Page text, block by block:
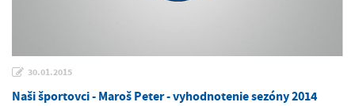
30.01.2015
Naši športovci - Maroš Peter - vyhodnotenie sezóny 2014